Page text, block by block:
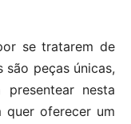
se tratarem de
peças únicas,
nesta
quer oferecer um